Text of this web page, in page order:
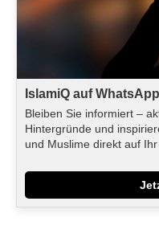
IslamiQ auf WhatsApp
Bleiben Sie informiert –
Hintergründe und
und Muslime direkt auf Ihr